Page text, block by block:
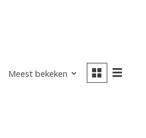
Meest bekeken